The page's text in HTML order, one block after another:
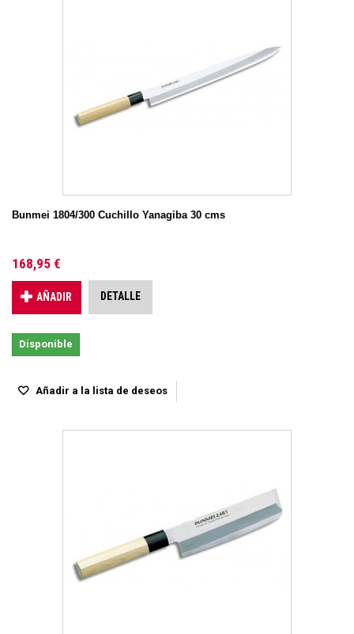
Bunmei 1804/300 Cuchillo Yanagiba 30 cms
168,95 €
AÑADIR DETALLE
Disponible
Añadir a la lista de deseos